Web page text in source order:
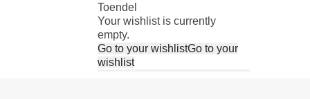
Toendel
Your wishlist is currently
empty.
Go to your wishlistGo to your
wishlist